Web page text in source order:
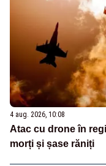
4 aug. 2026, 10:08
Atac cu drone în
morți și șase răniți